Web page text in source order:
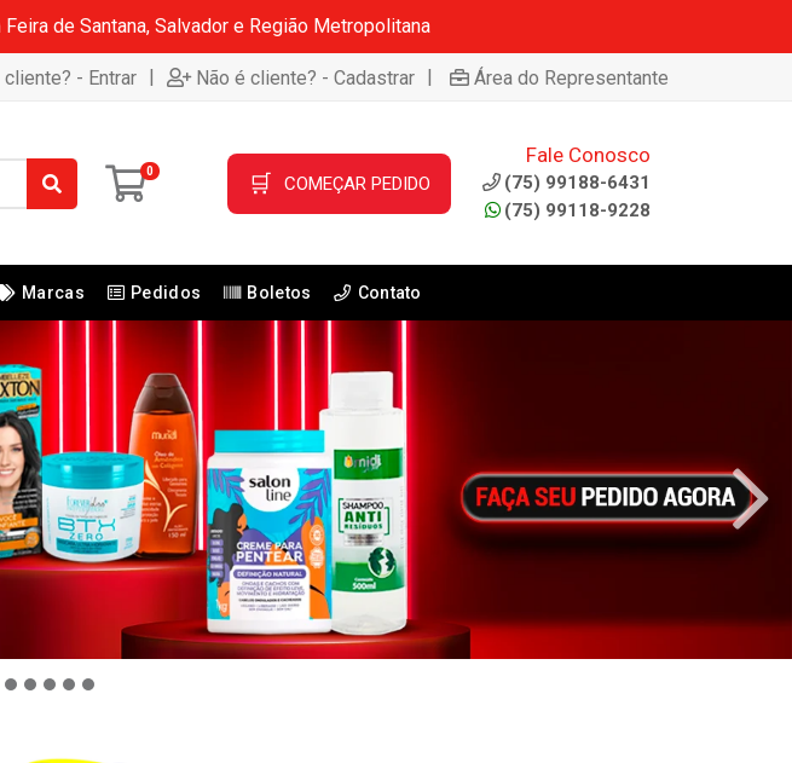
de Santana, Salvador e Região Metropolitana
- Entrar | Não é cliente? - Cadastrar | Área do Representante
0 🛒 COMEÇAR PEDIDO
Fale Conosco
(75) 99188-6431
(75) 99118-9228
Marcas Pedidos Boletos Contato